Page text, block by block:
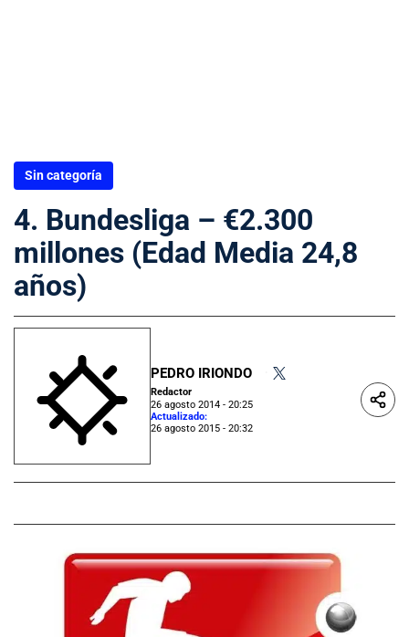
Sin categoría
4. Bundesliga – €2.300
millones (Edad Media 24,8
años)
PEDRO IRIONDO
Redactor
26 agosto 2014 - 20:25
Actualizado:
26 agosto 2015 - 20:32